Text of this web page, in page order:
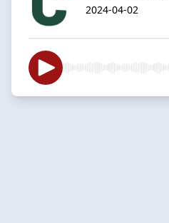
2024-04-02